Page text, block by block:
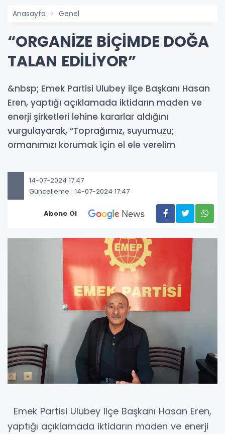
Anasayfa Genel
“ORGANİZE BİÇİMDE DOĞA
TALAN EDİLİYOR”
&nbsp; Emek Partisi Ulubey ilçe Başkanı Hasan
Eren, yaptığı açıklamada iktidarın maden ve
enerji şirketleri lehine kararlar aldığını
vurgulayarak, “Toprağımız, suyumuzu;
ormanımızı korumak için el ele verelim
14-07-2024 17:47
Güncelleme : 14-07-2024 17:47
Abone Ol
Emek Partisi Ulubey ilçe Başkanı Hasan Eren,
yaptığı açıklamada iktidarın maden ve enerji